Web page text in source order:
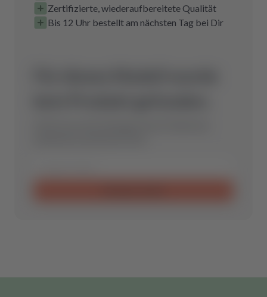
Zertifizierte, wiederaufbereitete Qualität
Bis 12 Uhr bestellt am nächsten Tag bei Dir